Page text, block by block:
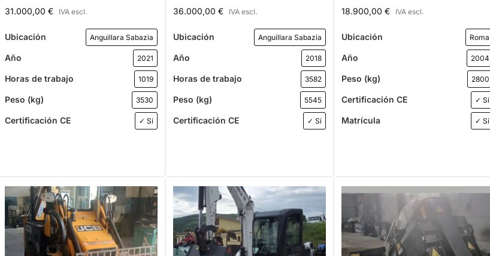
31.000,00 € IVA escl.
Ubicación Anguillara Sabazia
Año 2021
Horas de trabajo 1019
Peso (kg) 3530
Certificación CE ✓ Sí
36.000,00 € IVA escl.
Ubicación Anguillara Sabazia
Año 2018
Horas de trabajo 3582
Peso (kg) 5545
Certificación CE ✓ Sí
18.900,00 € IVA escl.
Ubicación Roma
Año 2004
Peso (kg) 2800
Certificación CE ✓ Sí
Matrícula ✓ Sí